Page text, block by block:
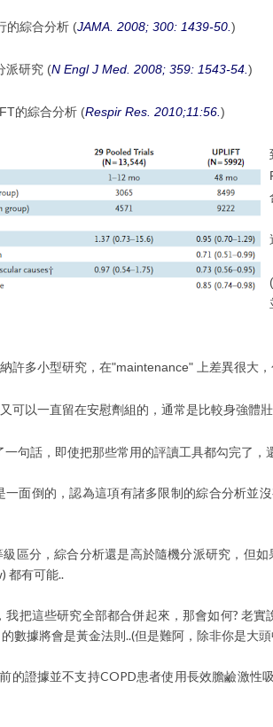
的綜合分析 (JAMA. 2008; 300: 1439-50. )
派研究 (N Engl J Med. 2008; 359: 1543-54. )
的綜合分析 (Respir Res. 2010;11:56. )
許多小型研究，在"maintenance" 上差異很大
可以一直留在安慰劑組的，通常是比較身強體
一句話，即使把那些常用的評讀工具都勾完了，
一面倒的，認為這項有諸多限制的綜合分析並
級區分，綜合分析還是高於隨機分派研究，但如
都有可能..
我把這些研究全部都合併起來，那會如何? 老實
的數據將會是黃金法則..(但是難阿，除非你是大
的證據並不支持COPD患者使用長效膽鹼激性